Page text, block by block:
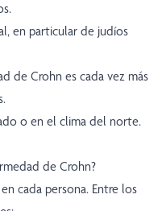
en particular de judíos
de Crohn es cada vez más
o en el clima del norte.
de Crohn?
cada persona. Entre los